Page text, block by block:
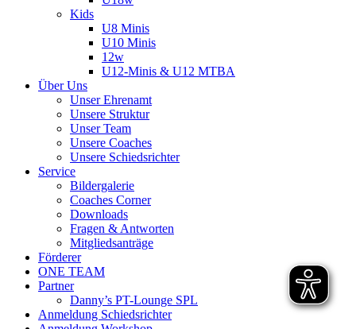
Kids
U8 Minis
U10 Minis
12w
U12-Minis & U12 MTBA
Über Uns
Unser Ehrenamt
Unsere Struktur
Unser Team
Unsere Coaches
Unsere Schiedsrichter
Service
Bildergalerie
Coaches Corner
Downloads
Fragen & Antworten
Mitgliedsanträge
Förderer
ONE TEAM
Partner
Danny’s PT-Lounge SPL
Anmeldung Schiedsrichter